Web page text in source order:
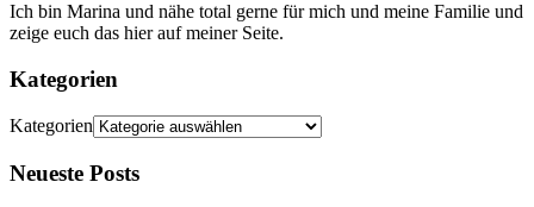
Ich bin Marina und nähe total gerne für mich und meine Familie und
zeige euch das hier auf meiner Seite.
Kategorien
Kategorien
Neueste Posts